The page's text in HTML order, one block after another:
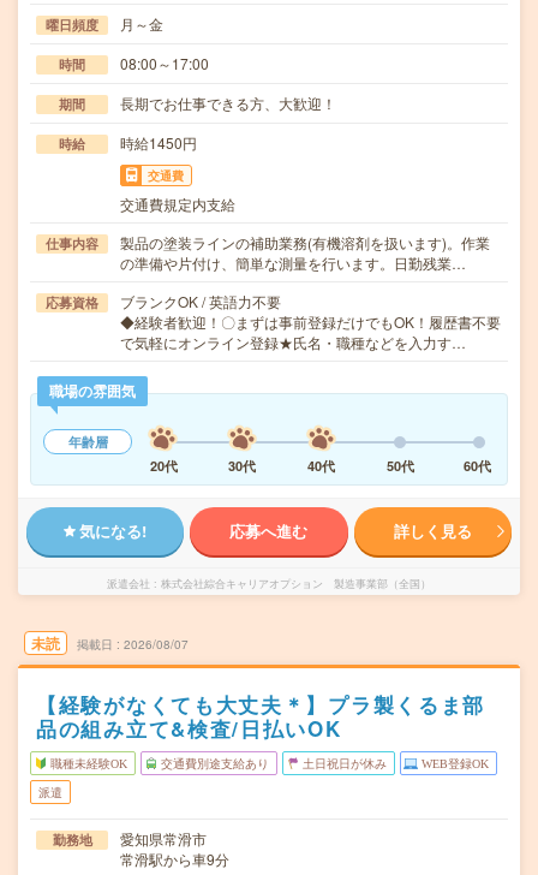
曜日頻度 月～金
時間 08:00～17:00
期間 長期でお仕事できる方、大歓迎！
時給 時給1450円
交通費
交通費規定内支給
仕事内容
製品の塗装ラインの補助業務(有機溶剤を扱います)。作業
の準備や片付け、簡単な測量を行います。日勤残業…
応募資格
ブランクOK / 英語力不要
◆経験者歓迎！〇まずは事前登録だけでもOK！履歴書不要
で気軽にオンライン登録★氏名・職種などを入力す…
職場の雰囲気
年齢層
20代
30代 40代 50代 60代
気になる! 応募へ進む 詳しく見る
派遣会社 株式会社綜合キャリアオプション 製造事業部（全国）
未読 掲載日 2026/08/07
【経験がなくても大丈夫＊】プラ製くるま部
品の組み立て&検査/日払いOK
職種未経験OK 交通費別途支給あり 土日祝日が休み WEB登録OK
派遣
勤務地
愛知県常滑市
常滑駅から車9分